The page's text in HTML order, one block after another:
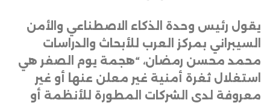
يقول رئيس وحدة الذكاء الاصطناعي والأمن
السيبراني بمركز العرب للأبحاث والدراسات
محمد محسن رمضان، “هجمة يوم الصفر هي
استغلال ثغرة أمنية غير معلن عنها أو غير
معروفة لدى الشركات المطورة للأنظمة أو